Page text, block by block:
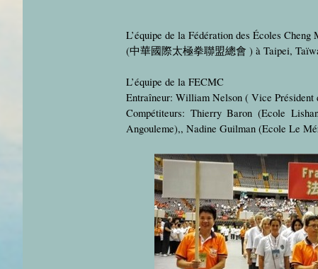
L’équipe de la Fédération des Écoles
(中華國際太極拳聯盟總會 )à Taipei, Taï
L’équipe de la FECMC
Entraîneur: William Nelson ( Vice Président
Compétiteurs: Thierry Baron (Ecole
Angouleme),, Nadine Guilman (Ecole Le